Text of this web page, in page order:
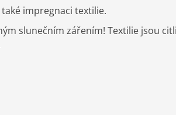
impregnaci textilie.
slunečním zářením! Textilie jsou